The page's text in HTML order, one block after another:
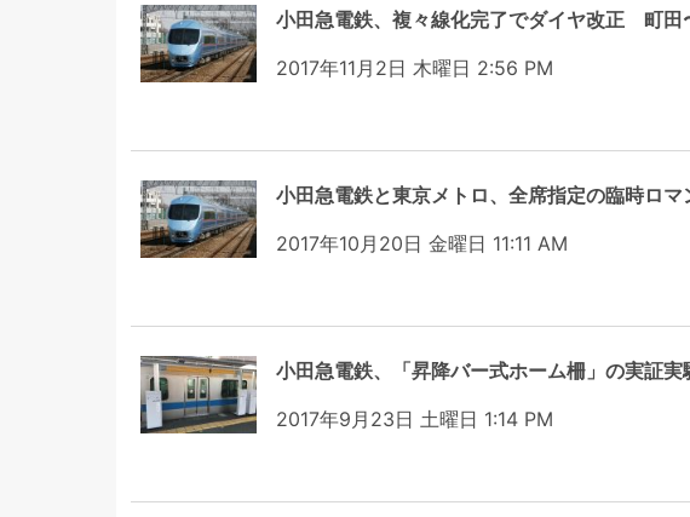
小田急電鉄、複々線化完了でダイヤ改正 町田
2017年11月2日 木曜日 2:56 PM
小田急電鉄と東京メトロ、全席指定の臨時ロ
2017年10月20日 金曜日 11:11 AM
小田急電鉄、「昇降バー式ホーム柵」の実証
2017年9月23日 土曜日 1:14 PM